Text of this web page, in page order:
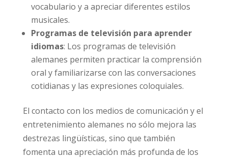
vocabulario y a apreciar diferentes estilos
musicales.
Programas de televisión para aprender
idiomas: Los programas de televisión
alemanes permiten practicar la comprensión
oral y familiarizarse con las conversaciones
cotidianas y las expresiones coloquiales.
El contacto con los medios de comunicación y el
entretenimiento alemanes no sólo mejora las
destrezas lingüísticas, sino que también
fomenta una apreciación más profunda de los